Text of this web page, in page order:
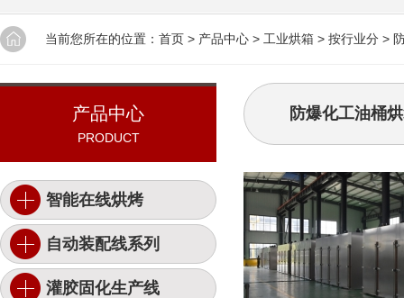
当前您所在的位置： 首页 > 产品中心 > 工业烘箱 > 按行业分 >
产品中心
PRODUCT
智能在线烘烤
自动装配线系列
灌胶固化生产线
防爆化工油桶